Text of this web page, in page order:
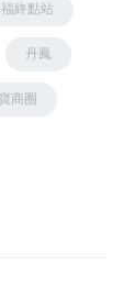
終點站
丹鳳
商圈